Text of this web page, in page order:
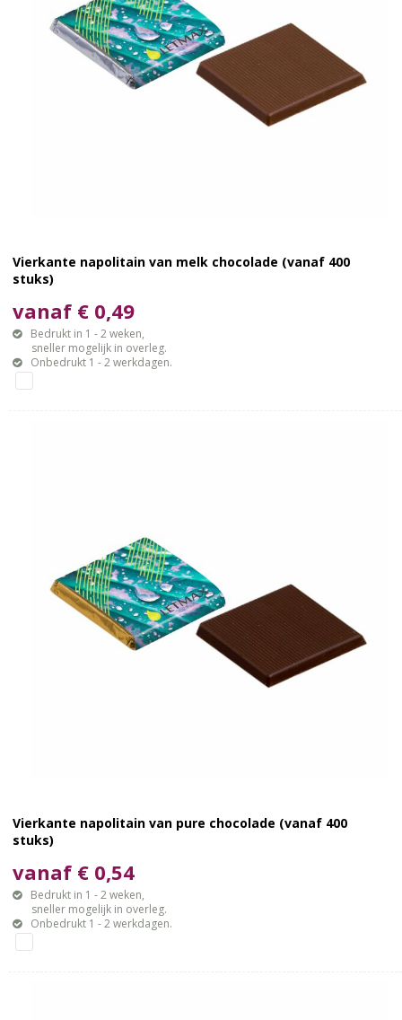
Vierkante napolitain van melk chocolade (vanaf 400
stuks)
vanaf € 0,49
Bedrukt in 1 - 2 weken,
sneller mogelijk in overleg.
Onbedrukt 1 - 2 werkdagen.
Vierkante napolitain van pure chocolade (vanaf 400
stuks)
vanaf € 0,54
Bedrukt in 1 - 2 weken,
sneller mogelijk in overleg.
Onbedrukt 1 - 2 werkdagen.